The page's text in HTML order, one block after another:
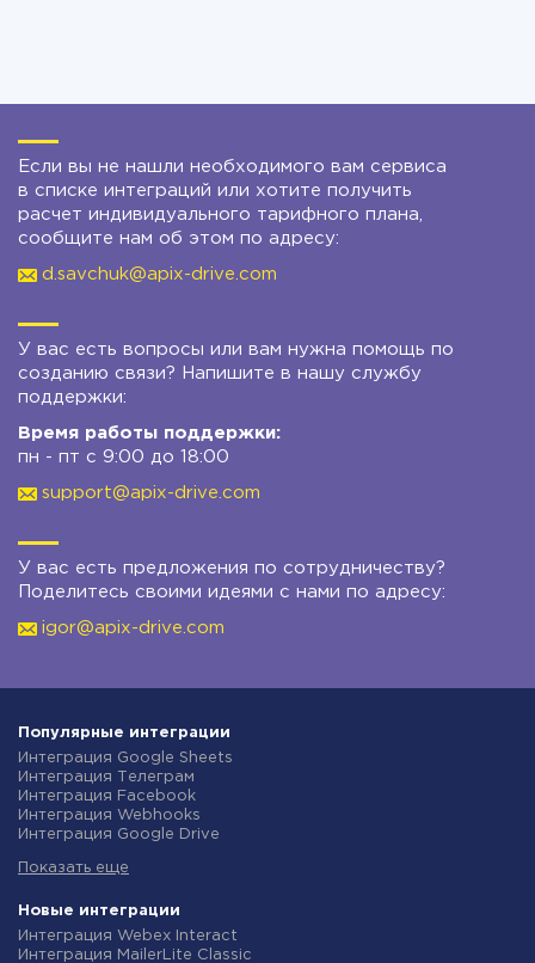
Если вы не нашли необходимого вам сервиса
в списке интеграций или хотите получить
расчет индивидуального тарифного плана,
сообщите нам об этом по адресу:
d.savchuk@apix-drive.com
У вас есть вопросы или вам нужна помощь по
созданию связи? Напишите в нашу службу
поддержки:
Время работы поддержки:
пн - пт с 9:00 до 18:00
support@apix-drive.com
У вас есть предложения по сотрудничеству?
Поделитесь своими идеями с нами по адресу:
igor@apix-drive.com
Популярные интеграции
Интеграция Google Sheets
Интеграция Телеграм
Интеграция Facebook
Интеграция Webhooks
Интеграция Google Drive
Интеграция Gmail
Интеграция Новая Почта
Интеграция Binotel
Интеграция OpenAI (ChatGPT)
Показать еще
Новые интеграции
Интеграция Webex Interact
Интеграция MailerLite Classic